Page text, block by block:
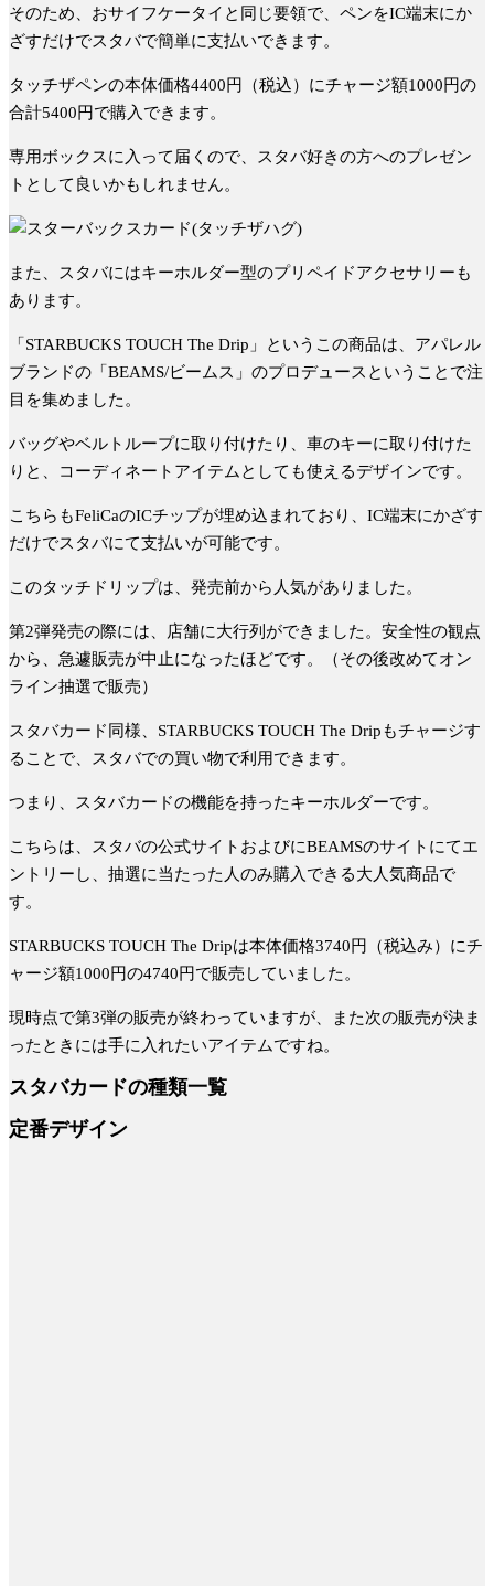
そのため、おサイフケータイと同じ要領で、ペンをIC端末にか
ざすだけでスタバで簡単に支払いできます。
タッチザペンの本体価格4400円（税込）にチャージ額1000円の
合計5400円で購入できます。
専用ボックスに入って届くので、スタバ好きの方へのプレゼン
トとして良いかもしれません。
また、スタバにはキーホルダー型のプリペイドアクセサリーも
あります。
「STARBUCKS TOUCH The Drip」というこの商品は、アパレル
ブランドの「BEAMS/ビームス」のプロデュースということで注
目を集めました。
バッグやベルトループに取り付けたり、車のキーに取り付けた
りと、コーディネートアイテムとしても使えるデザインです。
こちらもFeliCaのICチップが埋め込まれており、IC端末にかざす
だけでスタバにて支払いが可能です。
このタッチドリップは、発売前から人気がありました。
第2弾発売の際には、店舗に大行列ができました。安全性の観点
から、急遽販売が中止になったほどです。（その後改めてオン
ライン抽選で販売）
スタバカード同様、STARBUCKS TOUCH The Dripもチャージす
ることで、スタバでの買い物で利用できます。
つまり、スタバカードの機能を持ったキーホルダーです。
こちらは、スタバの公式サイトおよびにBEAMSのサイトにてエ
ントリーし、抽選に当たった人のみ購入できる大人気商品で
す。
STARBUCKS TOUCH The Dripは本体価格3740円（税込み）にチ
ャージ額1000円の4740円で販売していました。
現時点で第3弾の販売が終わっていますが、また次の販売が決ま
ったときには手に入れたいアイテムですね。
スタバカードの種類一覧
定番デザイン